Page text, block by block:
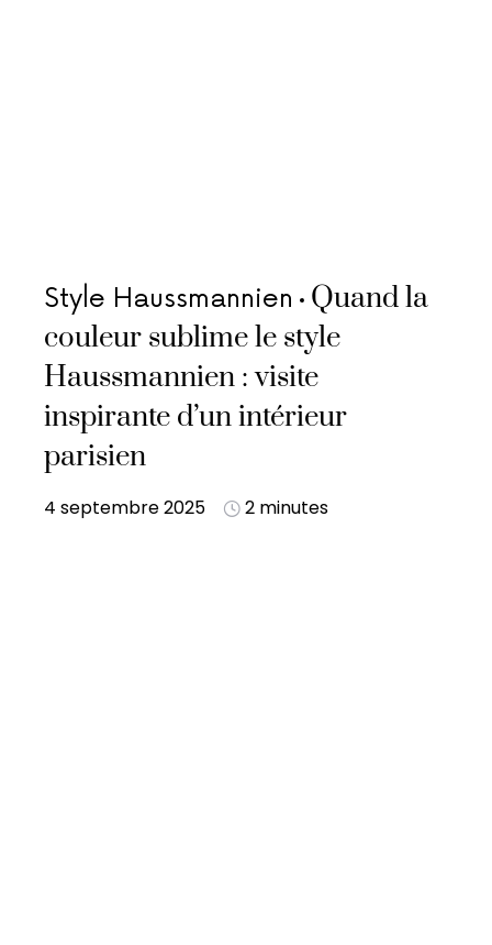
Style Haussmannien
Quand la
couleur sublime le style
Haussmannien : visite
inspirante d’un intérieur
parisien
4 septembre 2025 2 minutes